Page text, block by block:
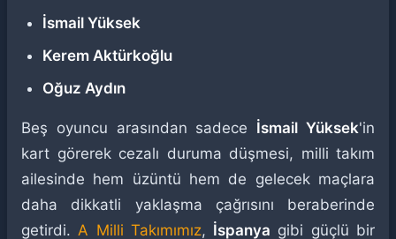
İsmail Yüksek
Kerem Aktürkoğlu
Oğuz Aydın
Beş oyuncu arasından sadece İsmail Yüksek'in
kart görerek cezalı duruma düşmesi, milli takım
ailesinde hem üzüntü hem de gelecek maçlara
daha dikkatli yaklaşma çağrısını beraberinde
getirdi.A Milli Takımımız, İspanya gibi güçlü bir